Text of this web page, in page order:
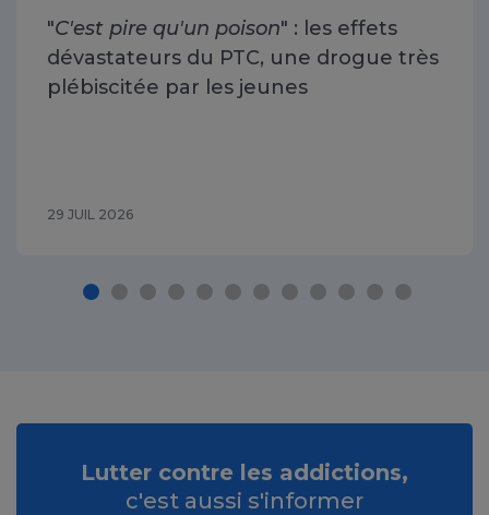
"C'est pire qu'un poison" : les effets
dévastateurs du PTC, une drogue très
plébiscitée par les jeunes
29 JUIL 2026
Lutter contre les addictions,
c'est aussi s'informer